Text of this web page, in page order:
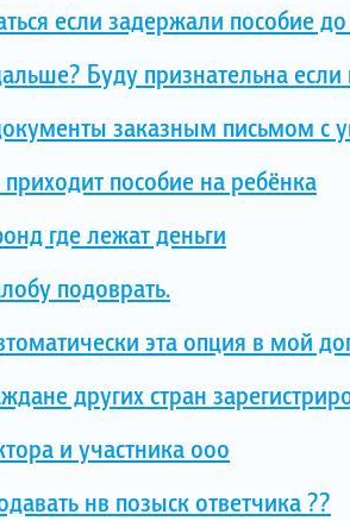
если задержали пособие
Буду признательна
заказным письмом с
пособие на ребёнка
где лежат деньги
подоврать.
эта опция в мой
других стран
и участника ооо
нв позыск ответчика ??